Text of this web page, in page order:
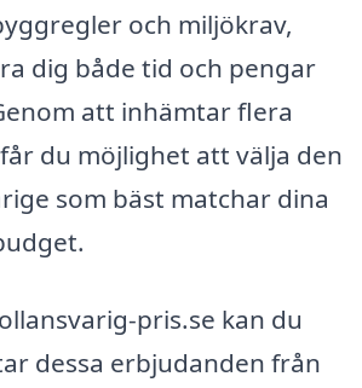
och miljökrav,
dig både tid och pengar
att inhämtar flera
du möjlighet att välja den
som bäst matchar dina
pris.se kan du
dessa erbjudanden från